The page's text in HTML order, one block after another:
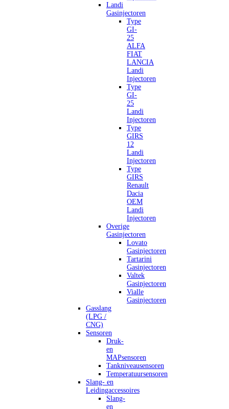
Landi
Gasinjectoren
Type
GI-
25
ALFA
FIAT
LANCIA
Landi
Injectoren
Type
GI-
25
Landi
Injectoren
Type
GIRS
12
Landi
Injectoren
Type
GIRS
Renault
Dacia
OEM
Landi
Injectoren
Overige
Gasinjectoren
Lovato
Gasinjectoren
Tartarini
Gasinjectoren
Valtek
Gasinjectoren
Vialle
Gasinjectoren
Gasslang
(LPG /
CNG)
Sensoren
Druk-
en
MAPsensoren
Tankniveausensoren
Temperatuursensoren
Slang- en
Leidingaccessoires
Slang-
en